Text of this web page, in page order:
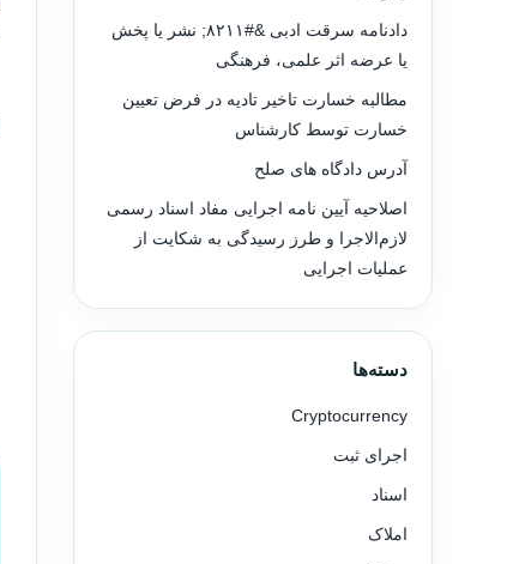
دادنامه سرقت ادبی &#۸۲۱۱; نشر یا پخش
یا عرضه اثر علمی، فرهنگی
مطالبه خسارت تاخیر تادیه در فرض تعیین
خسارت توسط کارشناس
آدرس دادگاه های صلح
اصلاحیه آیین نامه اجرایی مفاد اسناد رسمی
لازم‌الاجرا و طرز رسیدگی به شکایت از
عملیات اجرایی
دسته‌ها
Cryptocurrency
اجرای ثبت
اسناد
املاک